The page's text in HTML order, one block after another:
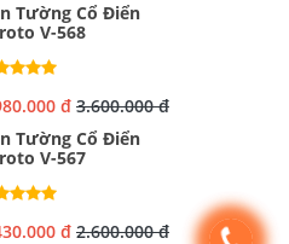
Tường Cổ Điển
V-568
đ 3.600.000 đ
Tường Cổ Điển
V-567
đ 2.600.000 đ